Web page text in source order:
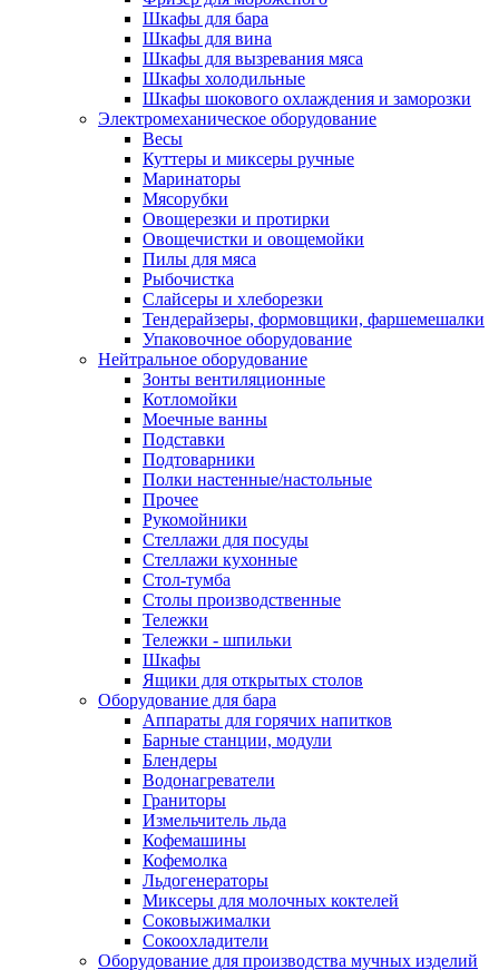
Шкафы для бара
Шкафы для вина
Шкафы для вызревания мяса
Шкафы холодильные
Шкафы шокового охлаждения и заморозки
Электромеханическое оборудование
Весы
Куттеры и миксеры ручные
Маринаторы
Мясорубки
Овощерезки и протирки
Овощечистки и овощемойки
Пилы для мяса
Рыбочистка
Слайсеры и хлеборезки
Тендерайзеры, формовщики, фаршемешалки
Упаковочное оборудование
Нейтральное оборудование
Зонты вентиляционные
Котломойки
Моечные ванны
Подставки
Подтоварники
Полки настенные/настольные
Прочее
Рукомойники
Стеллажи для посуды
Стеллажи кухонные
Стол-тумба
Столы производственные
Тележки
Тележки - шпильки
Шкафы
Ящики для открытых столов
Оборудование для бара
Аппараты для горячих напитков
Барные станции, модули
Блендеры
Водонагреватели
Граниторы
Измельчитель льда
Кофемашины
Кофемолка
Льдогенераторы
Миксеры для молочных коктелей
Соковыжималки
Сокоохладители
Оборудование для производства мучных изделий